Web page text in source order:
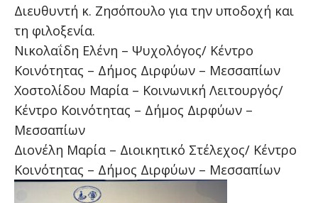
Διευθυντή κ. Ζησόπουλο για την υποδοχή και
τη φιλοξενία.
Νικολαΐδη Ελένη – Ψυχολόγος/ Κέντρο
Κοινότητας – Δήμος Διρφύων – Μεσσαπίων
Χοστολίδου Μαρία – Κοινωνική Λειτουργός/
Κέντρο Κοινότητας – Δήμος Διρφύων –
Μεσσαπίων
Διονέλη Μαρία – Διοικητικό Στέλεχος/ Κέντρο
Κοινότητας – Δήμος Διρφύων – Μεσσαπίων